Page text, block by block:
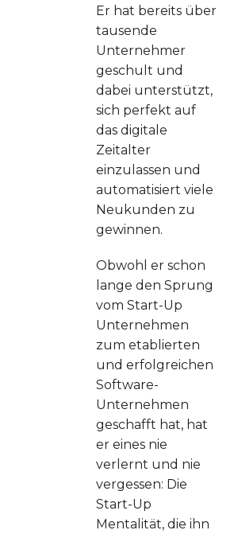
Er hat bereits über
tausende
Unternehmer
geschult und
dabei unterstützt,
sich perfekt auf
das digitale
Zeitalter
einzulassen und
automatisiert viele
Neukunden zu
gewinnen.
Obwohl er schon
lange den Sprung
vom Start-Up
Unternehmen
zum etablierten
und erfolgreichen
Software-
Unternehmen
geschafft hat, hat
er eines nie
verlernt und nie
vergessen: Die
Start-Up
Mentalität, die ihn